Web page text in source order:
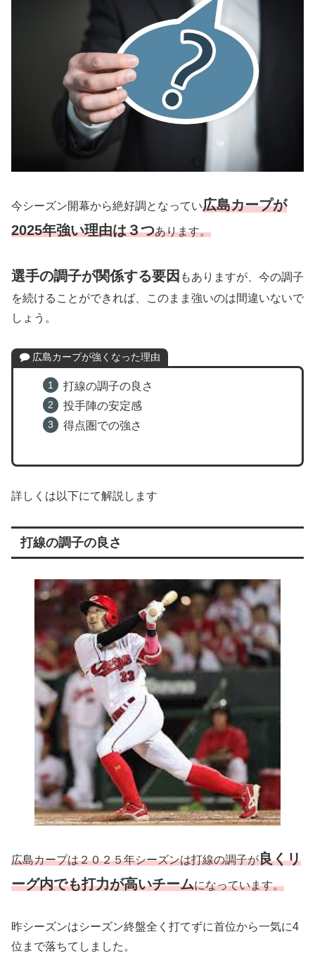
今シーズン開幕から絶好調となってい広島カープが
2025年強い理由は３つあります。
選手の調子が関係する要因 もありますが、今の調子
を続けることができれば、このまま強いのは間違いないで
しょう。
広島カープが強くなった理由
打線の調子の良さ
投手陣の安定感
得点圏での強さ
詳しくは以下にて解説します
打線の調子の良さ
広島カープは２０２５年シーズンは打線の調子が良くリ
ーグ内でも打力が高いチームになっています。
昨シーズンはシーズン終盤全く打てずに首位から一気に4
位まで落ちてしました。